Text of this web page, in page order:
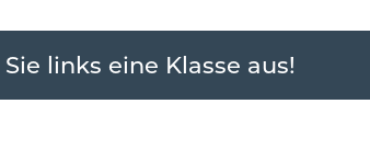
links eine Klasse aus!